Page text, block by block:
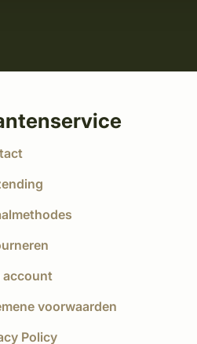
account
voorwaarden
Policy